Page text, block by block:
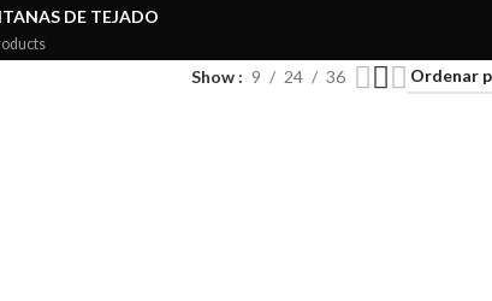
DE TEJADO
Show 9 24 36